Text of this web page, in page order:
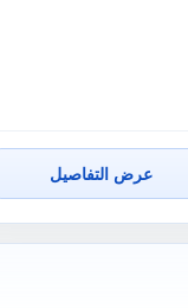
عرض التفاصيل